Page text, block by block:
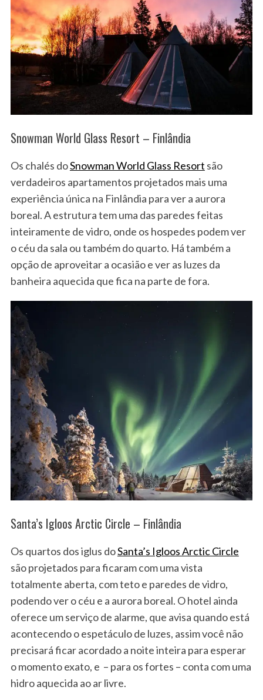
Snowman World Glass Resort – Finlândia
Os chalés doSnowman World Glass Resort são
verdadeiros apartamentos projetados mais uma
experiência única na Finlândia para ver a aurora
boreal. A estrutura tem uma das paredes feitas
inteiramente de vidro, onde os hospedes podem ver
o céu da sala ou também do quarto. Há também a
opção de aproveitar a ocasião e ver as luzes da
banheira aquecida que fica na parte de fora.
Santa’s Igloos Arctic Circle – Finlândia
Os quartos dos iglus doSanta’s Igloos Arctic Circle
são projetados para ficaram com uma vista
totalmente aberta, com teto e paredes de vidro,
podendo ver o céu e a aurora boreal. O hotel ainda
oferece um serviço de alarme, que avisa quando está
acontecendo o espetáculo de luzes, assim você não
precisará ficar acordado a noite inteira para esperar
o momento exato, e – para os fortes – conta com uma
hidro aquecida ao ar livre.